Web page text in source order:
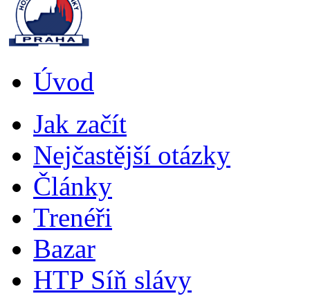
Úvod
Jak začít
Nejčastější otázky
Články
Trenéři
Bazar
HTP Síň slávy